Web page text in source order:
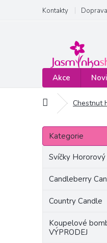
obsah
Kontakty
Akce
Domů Chestnut
P
s
Přeskočit
kategorie
Kategorie
Svíčky
Candleberry
Country Candle
Koupelové
VÝPRODEJ